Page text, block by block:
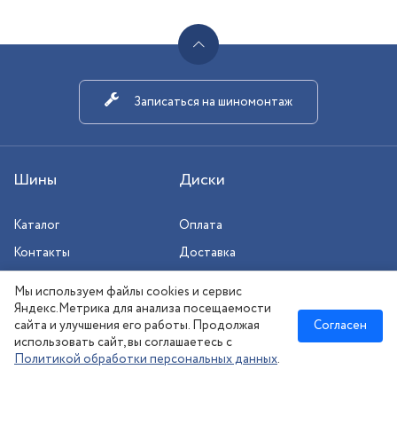
Шины Диски
Каталог
Контакты
Оплата
Доставка
Сезонное хранение
Записаться на шиномонтаж
Новосибирск:
Мы используем файлы cookies и сервис
Яндекс.Метрика для анализа посещаемости
сайта и улучшения его работы. Продолжая
использовать сайт, вы соглашаетесь с
Политикой обработки персональных данных.
Согласен